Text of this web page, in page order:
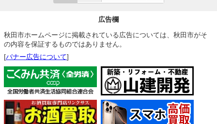
広告欄
秋田市ホームページに掲載されている広告については、秋田市がそ
の内容を保証するものではありません。
[バナー広告について]